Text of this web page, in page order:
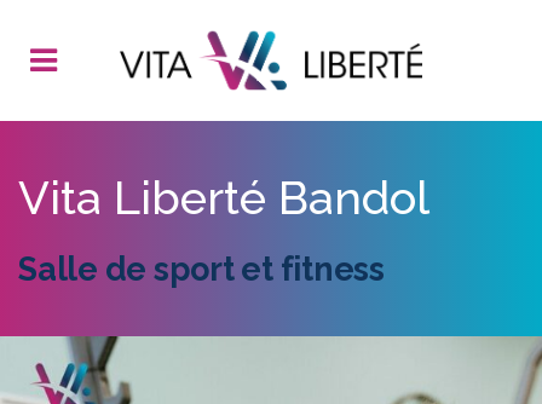
Vita Liberté Bandol
Salle de sport et fitness